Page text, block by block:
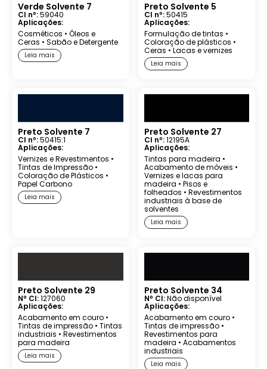
Verde Solvente 7
CI nº:59040
Aplicações:
Cosméticos • Óleos e
Ceras • Sabão e Detergente
Leia mais
Preto Solvente 5
CI nº:50415
Aplicações:
Formulação de tintas •
Coloração de plásticos •
Ceras • Lacas e vernizes
Leia mais
Preto Solvente 7
CI nº:50415:1
Aplicações:
Vernizes e Revestimentos •
Tintas de Impressão •
Coloração de Plásticos •
Papel Carbono
Leia mais
Preto Solvente 27
CI nº:12195A
Aplicações:
Tintas para madeira •
Acabamento de móveis •
Vernizes e lacas para
madeira • Pisos e
folheados • Revestimentos
industriais à base de
solventes
Leia mais
Preto Solvente 29
Nº CI:127060
Aplicações:
Acabamento em couro •
Tintas de impressão • Tintas
industriais • Revestimentos
para madeira
Leia mais
Preto Solvente 34
Nº CI:Não disponível
Aplicações:
Acabamento em couro•
Tintas de impressão•
Revestimentos para
madeira • Acabamentos
industriais
Leia mais